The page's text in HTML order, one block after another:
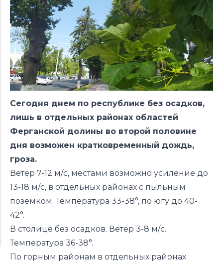
Сегодня днем по республике без осадков,
лишь в отдельных районах областей
Ферганской долины во второй половине
дня возможен кратковременный дождь,
гроза.
Ветер 7-12 м/с, местами возможно усиление до
13-18 м/с, в отдельных районах с пыльным
поземком. Температура 33-38°, по югу до 40-
42°.
В столице без осадков. Ветер 3-8 м/с.
Температура 36-38°.
По горным районам в отдельных районах